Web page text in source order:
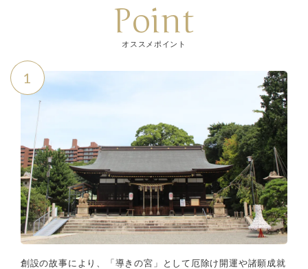
Point
オススメポイント
1
創設の故事により、「導きの宮」として厄除け開運や諸願成就